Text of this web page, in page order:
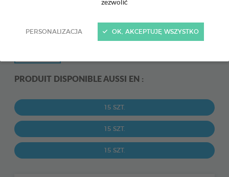
zezwolić
PERSONALIZACJA OK, AKCEPTUJĘ WSZYSTKO
PRODUIT DISPONIBLE AUSSI EN :
15 SZT.
15 SZT.
15 SZT.